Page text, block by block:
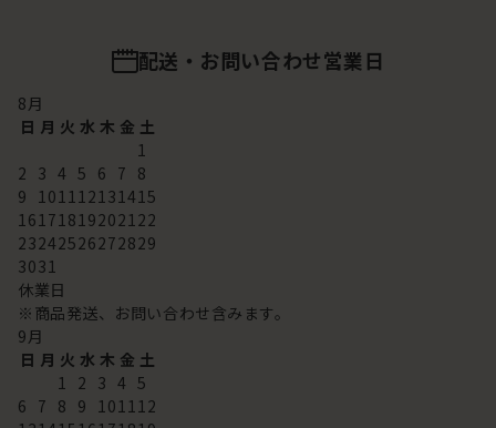
配送・お問い合わせ営業日
8月
日 月 火 水 木 金 土
1
2 3 4 5 6 7 8
9 101112131415
16171819202122
23242526272829
3031
休業日
※商品発送、お問い合わせ含みます。
9月
日 月 火 水 木 金 土
1 2 3 4 5
6 7 8 9 101112